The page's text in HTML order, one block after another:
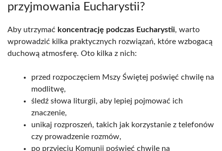
przyjmowania Eucharystii?
Aby utrzymać koncentrację podczas Eucharystii, warto
wprowadzić kilka praktycznych rozwiązań, które wzbogacą
duchową atmosferę. Oto kilka z nich:
przed rozpoczęciem Mszy Świętej poświęć chwilę na
modlitwę,
śledź słowa liturgii, aby lepiej pojmować ich
znaczenie,
unikaj rozproszeń, takich jak korzystanie z telefonów
czy prowadzenie rozmów,
po przyjęciu Komunii poświęć chwilę na